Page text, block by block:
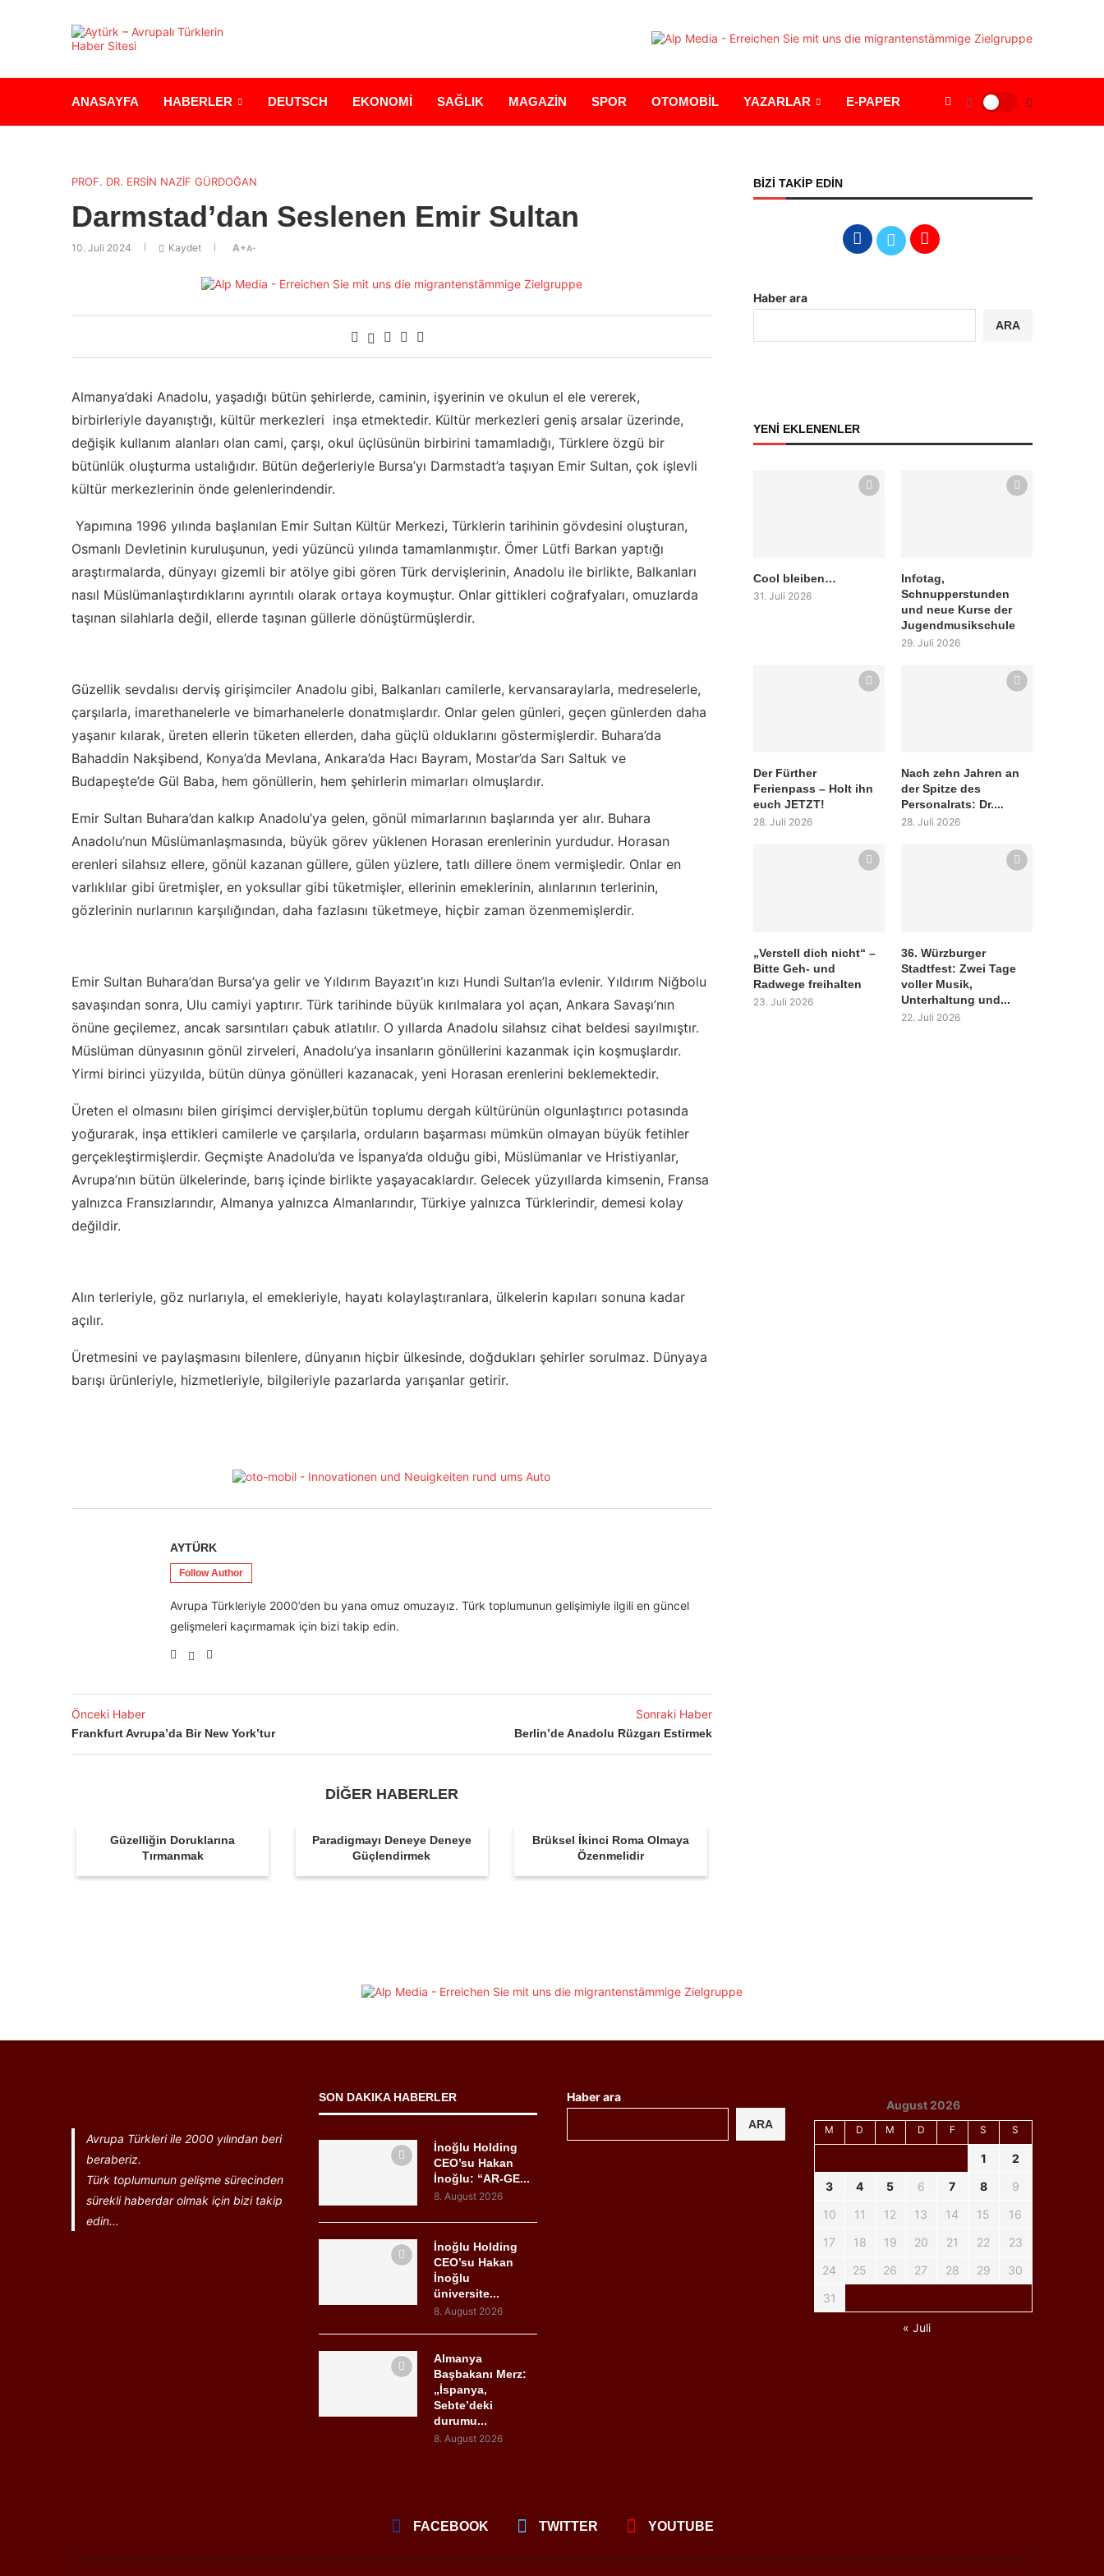
ANASAYFA HABERLER DEUTSCH EKONOMİ SAĞLIK MAGAZİN SPOR OTOMOBİL YAZARLAR E-PAPER
PROF. DR. ERSİN NAZİF GÜRDOĞAN
Darmstad’dan Seslenen Emir Sultan
10. Juli 2024 Kaydet A+A-
Almanya’daki Anadolu, yaşadığı bütün şehirlerde, caminin, işyerinin ve okulun el ele vererek,
birbirleriyle dayanıştığı, kültür merkezleri inşa etmektedir. Kültür merkezleri geniş arsalar üzerinde,
değişik kullanım alanları olan cami, çarşı, okul üçlüsünün birbirini tamamladığı, Türklere özgü bir
bütünlük oluşturma ustalığıdır. Bütün değerleriyle Bursa’yı Darmstadt’a taşıyan Emir Sultan, çok işlevli
kültür merkezlerinin önde gelenlerindendir.
Yapımına 1996 yılında başlanılan Emir Sultan Kültür Merkezi, Türklerin tarihinin gövdesini oluşturan,
Osmanlı Devletinin kuruluşunun, yedi yüzüncü yılında tamamlanmıştır. Ömer Lütfi Barkan yaptığı
araştırmalarda, dünyayı gizemli bir atölye gibi gören Türk dervişlerinin, Anadolu ile birlikte, Balkanları
nasıl Müslümanlaştırdıklarını ayrıntılı olarak ortaya koymuştur. Onlar gittikleri coğrafyaları, omuzlarda
taşınan silahlarla değil, ellerde taşınan güllerle dönüştürmüşlerdir.
Güzellik sevdalısı derviş girişimciler Anadolu gibi, Balkanları camilerle, kervansaraylarla, medreselerle,
çarşılarla, imarethanelerle ve bimarhanelerle donatmışlardır. Onlar gelen günleri, geçen günlerden daha
yaşanır kılarak, üreten ellerin tüketen ellerden, daha güçlü olduklarını göstermişlerdir. Buhara’da
Bahaddin Nakşibend, Konya’da Mevlana, Ankara’da Hacı Bayram, Mostar’da Sarı Saltuk ve
Budapeşte’de Gül Baba, hem gönüllerin, hem şehirlerin mimarları olmuşlardır.
Emir Sultan Buhara’dan kalkıp Anadolu’ya gelen, gönül mimarlarının başlarında yer alır. Buhara
Anadolu’nun Müslümanlaşmasında, büyük görev yüklenen Horasan erenlerinin yurdudur. Horasan
erenleri silahsız ellere, gönül kazanan güllere, gülen yüzlere, tatlı dillere önem vermişledir. Onlar en
varlıklılar gibi üretmişler, en yoksullar gibi tüketmişler, ellerinin emeklerinin, alınlarının terlerinin,
gözlerinin nurlarının karşılığından, daha fazlasını tüketmeye, hiçbir zaman özenmemişlerdir.
Emir Sultan Buhara’dan Bursa’ya gelir ve Yıldırım Bayazıt’ın kızı Hundi Sultan’la evlenir. Yıldırım Niğbolu
savaşından sonra, Ulu camiyi yaptırır. Türk tarihinde büyük kırılmalara yol açan, Ankara Savaşı’nın
önüne geçilemez, ancak sarsıntıları çabuk atlatılır. O yıllarda Anadolu silahsız cihat beldesi sayılmıştır.
Müslüman dünyasının gönül zirveleri, Anadolu’ya insanların gönüllerini kazanmak için koşmuşlardır.
Yirmi birinci yüzyılda, bütün dünya gönülleri kazanacak, yeni Horasan erenlerini beklemektedir.
Üreten el olmasını bilen girişimci dervişler,bütün toplumu dergah kültürünün olgunlaştırıcı potasında
yoğurarak, inşa ettikleri camilerle ve çarşılarla, orduların başarması mümkün olmayan büyük fetihler
gerçekleştirmişlerdir. Geçmişte Anadolu’da ve İspanya’da olduğu gibi, Müslümanlar ve Hristiyanlar,
Avrupa’nın bütün ülkelerinde, barış içinde birlikte yaşayacaklardır. Gelecek yüzyıllarda kimsenin, Fransa
yalnızca Fransızlarındır, Almanya yalnızca Almanlarındır, Türkiye yalnızca Türklerindir, demesi kolay
değildir.
Alın terleriyle, göz nurlarıyla, el emekleriyle, hayatı kolaylaştıranlara, ülkelerin kapıları sonuna kadar
açılır.
Üretmesini ve paylaşmasını bilenlere, dünyanın hiçbir ülkesinde, doğdukları şehirler sorulmaz. Dünyaya
barışı ürünleriyle, hizmetleriyle, bilgileriyle pazarlarda yarışanlar getirir.
AYTÜRK
Follow Author
Avrupa Türkleriyle 2000’den bu yana omuz omuzayız. Türk toplumunun gelişimiyle ilgili en güncel
gelişmeleri kaçırmamak için bizi takip edin.
Önceki Haber
Frankfurt Avrupa’da Bir New York’tur
Sonraki Haber
Berlin’de Anadolu Rüzgarı Estirmek
DİĞER HABERLER
Güzelliğin Doruklarına
Tırmanmak
Paradigmayı Deneye Deneye
Güçlendirmek
Brüksel İkinci Roma Olmaya
Özenmelidir
BİZİ TAKİP EDİN
Haber ara
ARA
YENİ EKLENENLER
Cool bleiben…
31. Juli 2026
Infotag,
Schnupperstunden
und neue Kurse der
Jugendmusikschule
29. Juli 2026
Der Fürther
Ferienpass – Holt ihn
euch JETZT!
28. Juli 2026
Nach zehn Jahren an
der Spitze des
Personalrats: Dr....
28. Juli 2026
„Verstell dich nicht“ –
Bitte Geh- und
Radwege freihalten
23. Juli 2026
36. Würzburger
Stadtfest: Zwei Tage
voller Musik,
Unterhaltung und...
22. Juli 2026
Avrupa Türkleri ile 2000 yılından beri
beraberiz.
Türk toplumunun gelişme sürecinden
sürekli haberdar olmak için bizi takip
edin...
SON DAKIKA HABERLER
İnoğlu Holding
CEO’su Hakan
İnoğlu: “AR-GE...
8. August 2026
İnoğlu Holding
CEO’su Hakan
İnoğlu
üniversite...
8. August 2026
Almanya
Başbakanı Merz:
„İspanya,
Sebte’deki
durumu...
8. August 2026
Haber ara
ARA
August 2026
M D M D F S S
1
2
3
4 5 6 7 8
9
10
11 12 13 14 15
16
17
18 19 20 21 22
23
24
25 26 27 28 29
30
31
« Juli
FACEBOOK TWITTER YOUTUBE